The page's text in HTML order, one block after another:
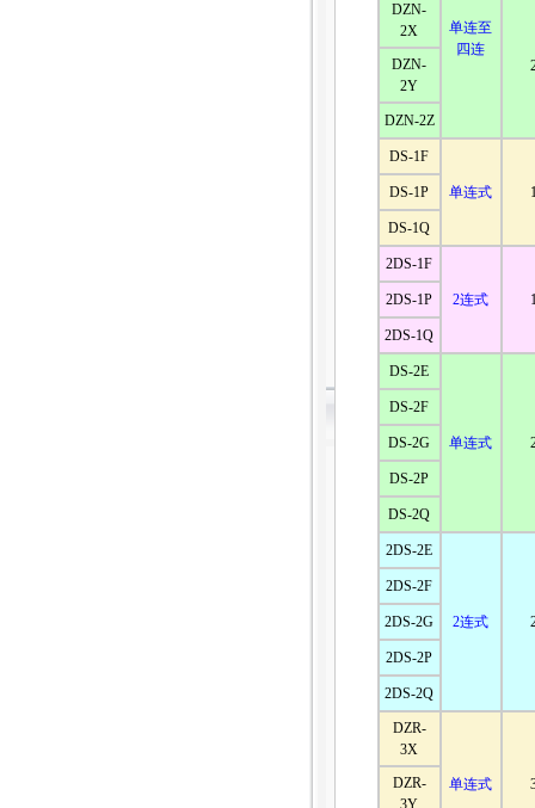
单连至
四连
DZN-
2X
DZN-
2Y
DZN-2Z
DS-1F
单连式
DS-1P
DS-1Q
2DS-1F
2连式
2DS-1P
2DS-1Q
DS-2E
单连式
DS-2F
DS-2G
DS-2P
DS-2Q
2DS-2E
2连式
2DS-2F
2DS-2G
2DS-2P
2DS-2Q
DZR-
3X
单连式
DZR-
3Y